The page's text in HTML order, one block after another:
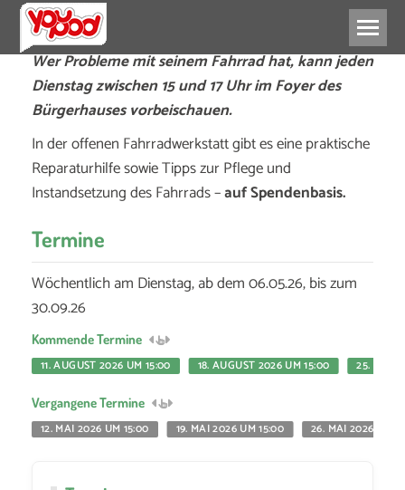
Wer Probleme mit seinem Fahrrad hat, kann jeden
Dienstag zwischen 15 und 17 Uhr im Foyer des
Bürgerhauses vorbeischauen.
In der offenen Fahrradwerkstatt gibt es eine praktische
Reparaturhilfe sowie Tipps zur Pflege und
Instandsetzung des Fahrrads –auf Spendenbasis.
Termine
Wöchentlich am Dienstag, ab dem 06.05.26, bis zum
30.09.26
Kommende Termine
11. AUGUST 2026 UM 15:00
18. AUGUST 2026 UM 15:00 25.
Vergangene Termine
12. MAI 2026 UM 15:00
19. MAI 2026 UM 15:00 26. MAI 2026 UM